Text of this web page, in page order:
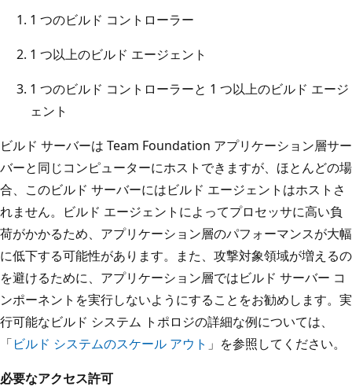
1 つのビルド コントローラー
1 つ以上のビルド エージェント
1 つのビルド コントローラーと 1 つ以上のビルド エージ
ェント
ビルド サーバーは Team Foundation アプリケーション層サー
バーと同じコンピューターにホストできますが、ほとんどの場
合、このビルド サーバーにはビルド エージェントはホストさ
れません。ビルド エージェントによってプロセッサに高い負
荷がかかるため、アプリケーション層のパフォーマンスが大幅
に低下する可能性があります。また、攻撃対象領域が増えるの
を避けるために、アプリケーション層ではビルド サーバー コ
ンポーネントを実行しないようにすることをお勧めします。実
行可能なビルド システム トポロジの詳細な例については、
「ビルド システムのスケール アウト 」を参照してください。
必要なアクセス許可